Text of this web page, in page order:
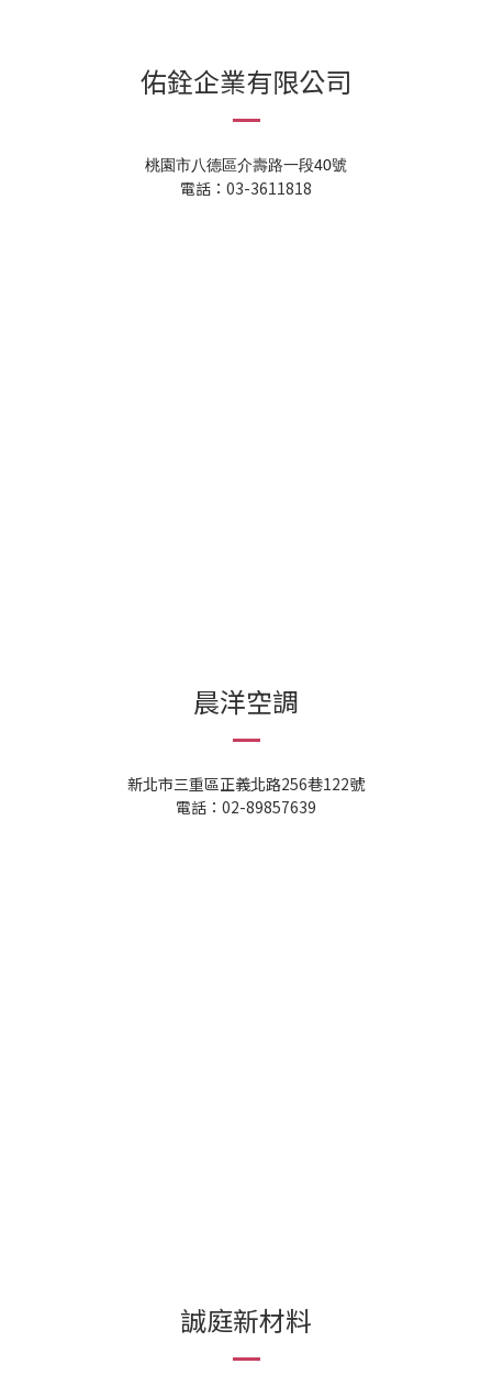
佑銓企業有限公司
桃園市八德區介壽路一段40號
電話：03-3611818
晨洋空調
新北市三重區正義北路256巷122號
電話：02-89857639
誠庭新材料